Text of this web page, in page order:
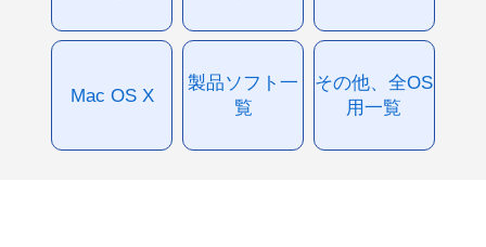
Mac OS X
製品ソフト一
覧
その他、全OS
用一覧